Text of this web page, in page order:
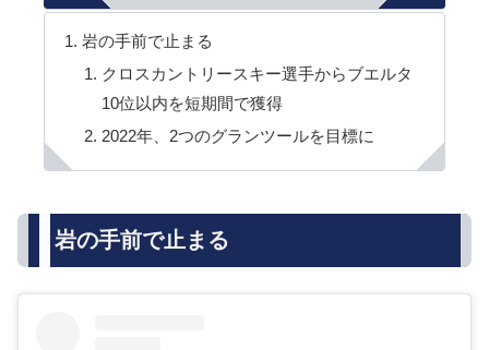
岩の手前で止まる
クロスカントリースキー選手からブエルタ
10位以内を短期間で獲得
2022年、2つのグランツールを目標に
岩の手前で止まる